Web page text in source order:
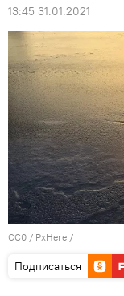
13:45 31.01.2021
CC0 / PxHere /
Подписаться